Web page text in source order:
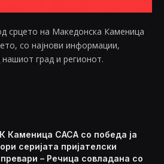
срцето на Македонска Каменица
со најнови информации,
град и регионот.
Каменица САСА со победа ја
серијата пријателски
– Речица совладана со